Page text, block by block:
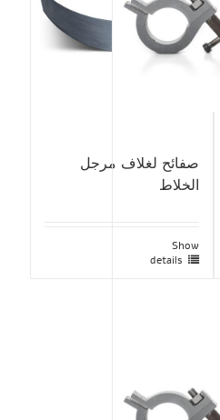
صفائح لغلاف مرجل
الخلاط
Show
details